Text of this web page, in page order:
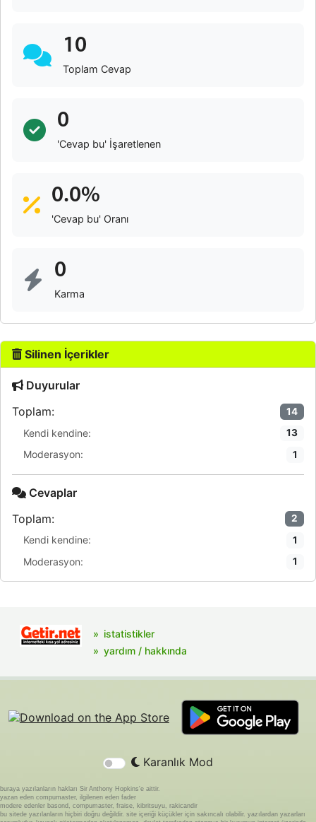
10
Toplam Cevap
0
'Cevap bu' İşaretlenen
0.0%
'Cevap bu' Oranı
0
Karma
Silinen İçerikler
Duyurular
Toplam:
14
Kendi kendine: 13
Moderasyon: 1
Cevaplar
Toplam:
2
Kendi kendine: 1
Moderasyon: 1
istatistikler
yardım / hakkında
Karanlık Mod
buraya yazılanların hakları Sir Anthony Hopkins'e aittir.
yazan eden compumaster, ilgilenen eden fader
modere edenler basond, compumaster, fraise, kibritsuyu, rakicandir
bu sitede yazılanların hiçbiri doğru değildir. site içeriği küçükler için sakıncalı olabilir. yazılardan yazarları